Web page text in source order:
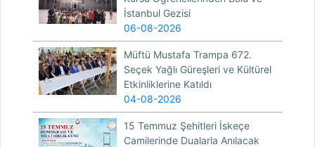
İstanbul Gezisi
06-08-2026
Müftü Mustafa Trampa 672.
Seçek Yağlı Güreşleri ve Kültürel
Etkinliklerine Katıldı
04-08-2026
15 Temmuz Şehitleri İskeçe
Camilerinde Dualarla Anılacak